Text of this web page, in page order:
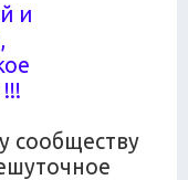
и
сообществу